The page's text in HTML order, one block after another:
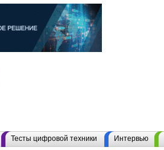
Тесты цифровой техники Интервью